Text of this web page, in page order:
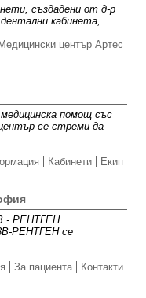
създадени от д-р
кабинета,
Медицински център Артес
помощ със
се стреми да
Кабинети Екип
- РЕНТГЕН.
РЕНТГЕН се
За пациента Контакти